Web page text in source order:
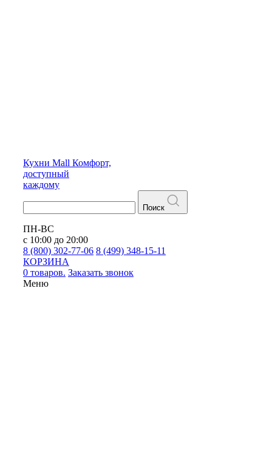
Кухни Mall Комфорт,
доступный
каждому
Поиск
ПН-ВС
с 10:00 до 20:00
8 (800) 302-77-06 8 (499) 348-15-11
КОРЗИНА
0 товаров. Заказать звонок
Меню